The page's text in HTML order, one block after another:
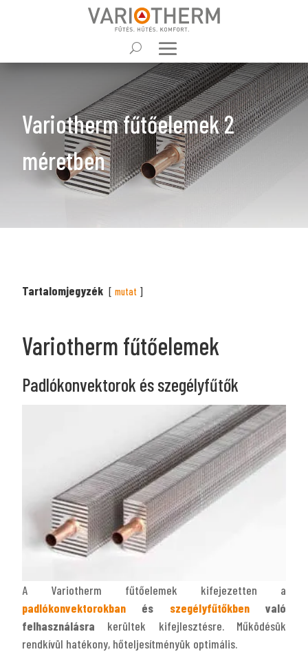
Variotherm fűtőelemek 2
méretben
Tartalomjegyzék mutat
Variotherm fűtőelemek
Padlókonvektorok és szegélyfűtők
A Variotherm fűtőelemek kifejezetten a
padlókonvektorokban és szegélyfűtőkbenvaló
felhasználásra kerültek kifejlesztésre. Működésük
rendkívül hatékony, hőteljesítményük optimális.